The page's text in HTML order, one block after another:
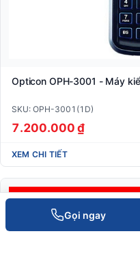
Gọi ngay
Opticon OPH-3001 - Máy
SKU: OPH-3001(1D)
7.200.000 ₫
XEM CHI TIẾT